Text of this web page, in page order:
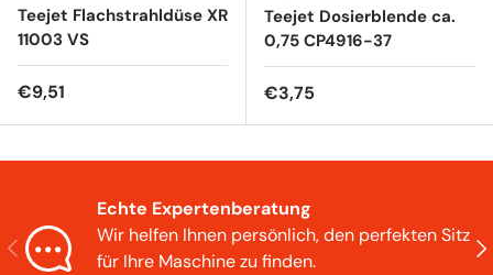
Teejet Flachstrahldüse XR
11003 VS
Normaler Preis
€9,51
Teejet Dosierblende ca.
0,75 CP4916-37
Normaler Preis
€3,75
Vorherige
Echte Expertenberatung
Wir helfen Ihnen persönlich, den perfekten Sitz
für Ihre Maschine zu finden.